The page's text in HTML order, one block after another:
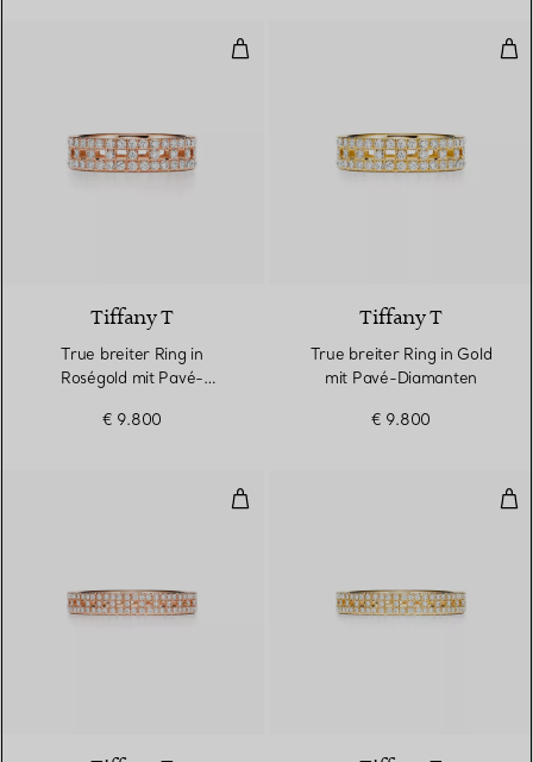
True breiter Ring in Roségold
Tiffany T
True breiter Ring in
Roségold mit Pavé-
€ 9.800
Tiffany T
True breiter Ring in Gold
mit Pavé-Diamanten
€ 9.800
True schmaler Ring in Roségold